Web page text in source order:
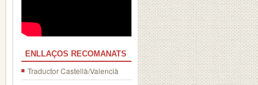
ENLLAÇOS RECOMANATS
Traductor Castellà/Valencià